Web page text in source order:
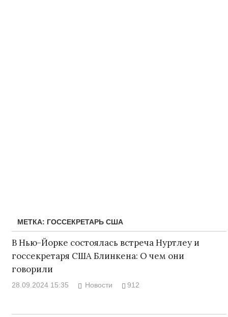
МЕТКА: ГОССЕКРЕТАРЬ США
В Нью-Йорке состоялась встреча Нуртлеу и
госсекретаря США Блинкена: О чем они
говорили
28.09.2024 15:35 Новости 912